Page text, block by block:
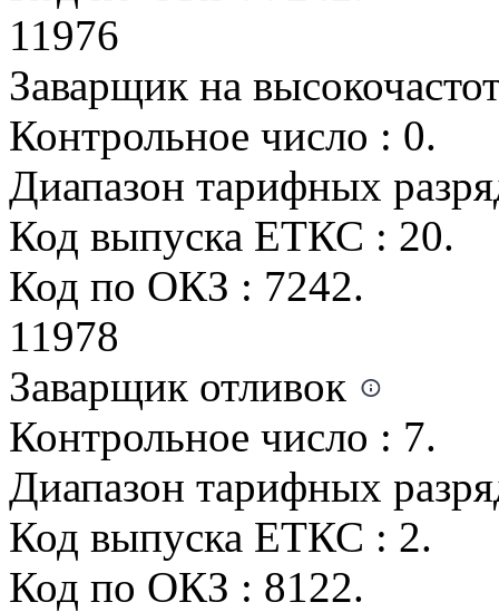
11976
Заварщик на
Контрольное число : 0.
Диапазон тарифных
Код выпуска ЕТКС : 20.
Код по ОКЗ : 7242.
11978
Заварщик отливок
Контрольное число : 7.
Диапазон тарифных
Код выпуска ЕТКС : 2.
Код по ОКЗ : 8122.